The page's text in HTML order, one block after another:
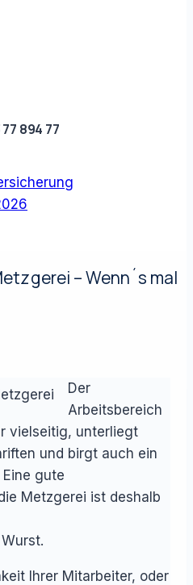
894 77
– Wenn´s mal
Der
Arbeitsbereich
vielseitig, unterliegt
und birgt auch ein
gute
Metzgerei ist deshalb
Ihrer Mitarbeiter, oder